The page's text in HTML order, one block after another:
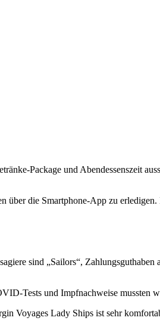
Package und Abendessenszeit
die Smartphone-App zu
sind „Sailors“,
Tests und Impfnachweise mussten
Voyages Lady Ships ist sehr